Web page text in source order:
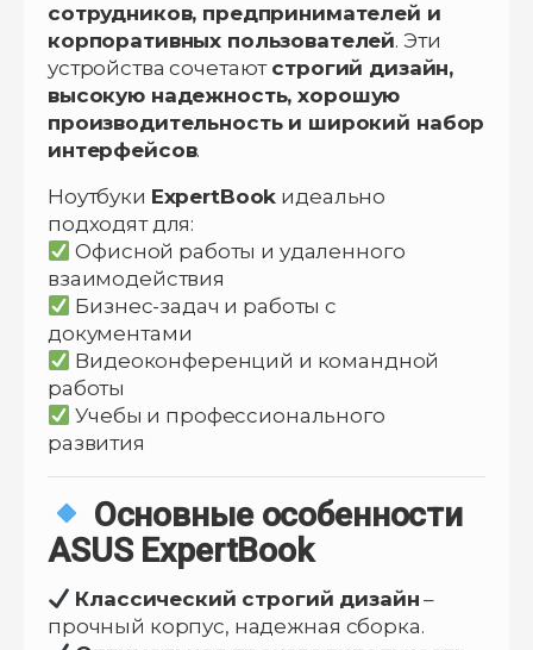
сотрудников, предпринимателей и
корпоративных пользователей. Эти
устройства сочетают строгий дизайн,
высокую надежность, хорошую
производительность и широкий набор
интерфейсов.
Ноутбуки ExpertBook идеально
подходят для:
Офисной работы и удаленного
взаимодействия
Бизнес-задач и работы с
документами
Видеоконференций и командной
работы
Учебы и профессионального
развития
Основные особенности
ASUS ExpertBook
Классический строгий дизайн –
прочный корпус, надежная сборка.